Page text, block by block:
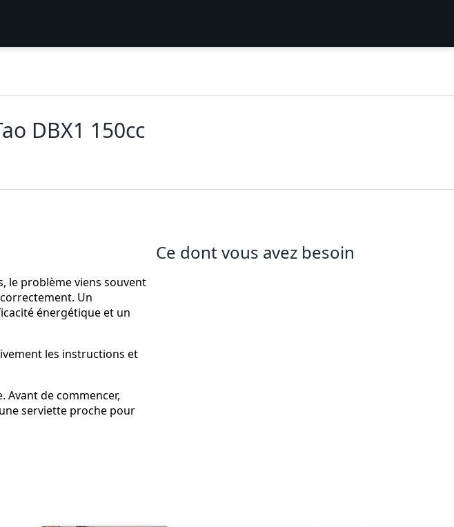
DBX1 150cc
le problème viens souvent
Un
énergétique et un
les instructions et
de commencer,
serviette proche pour
Ce dont vous avez besoin